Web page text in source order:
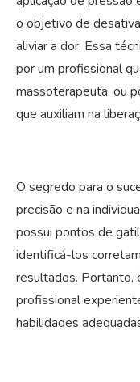
o objetivo de
aliviar a dor. Essa
por um profissional
massoterapeuta, ou
que auxiliam na
O segredo para o
precisão e na
possui pontos de
identificá-los
resultados. Portanto,
profissional
habilidades